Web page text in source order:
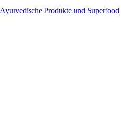
Ayurvedische Produkte und Superfood